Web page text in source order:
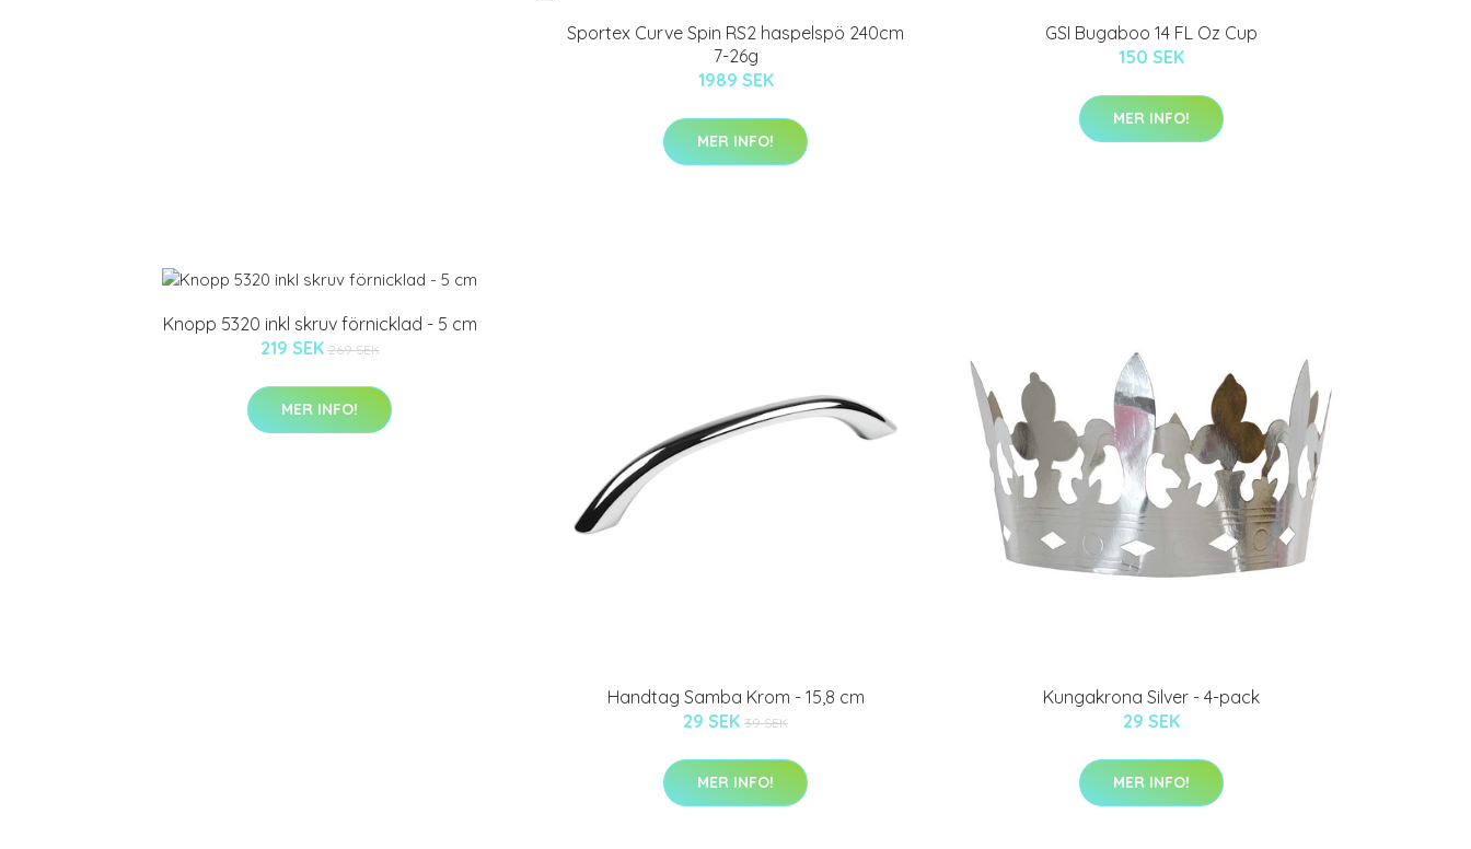
Sportex Curve Spin RS2 haspelspö 240cm
7-26g
1989 SEK
MER INFO!
GSI Bugaboo 14 FL Oz Cup
150 SEK
MER INFO!
Knopp 5320 inkl skruv förnicklad - 5 cm
219 SEK 269 SEK
MER INFO!
Handtag Samba Krom - 15,8 cm
29 SEK 39 SEK
MER INFO!
Kungakrona Silver - 4-pack
29 SEK
MER INFO!